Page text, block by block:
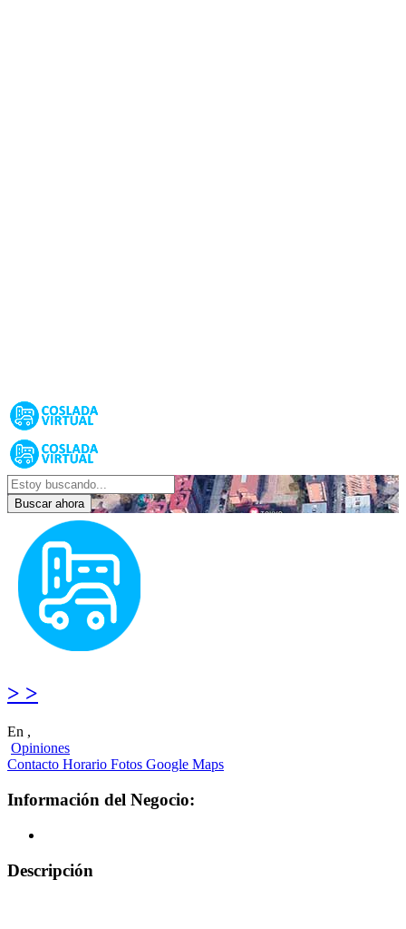
Buscar ahora
> >
En ,
Opiniones
Contacto Horario Fotos Google Maps
Información del Negocio:
Descripción